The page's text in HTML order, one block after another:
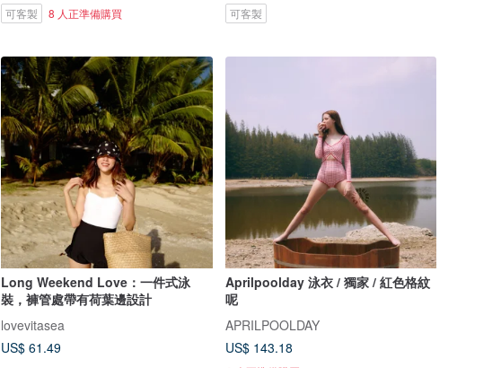
可客製 8 人正準備購買 可客製
Long Weekend Love：一件式泳
裝，褲管處帶有荷葉邊設計
lovevitasea
US$ 61.49
Aprilpoolday 泳衣 / 獨家 / 紅色格紋
呢
APRILPOOLDAY
US$ 143.18